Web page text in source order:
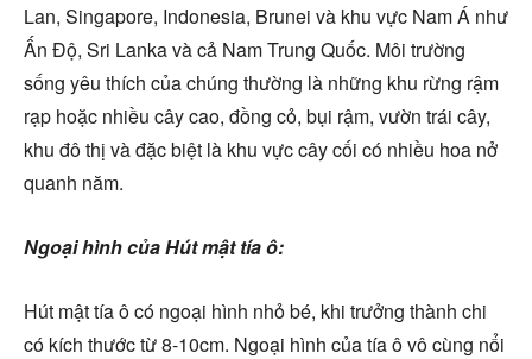
Lan, Singapore, Indonesia, Brunei và khu vực Nam Á như
Ấn Độ, Sri Lanka và cả Nam Trung Quốc. Môi trường
sống yêu thích của chúng thường là những khu rừng rậm
rạp hoặc nhiều cây cao, đồng cỏ, bụi rậm, vườn trái cây,
khu đô thị và đặc biệt là khu vực cây cối có nhiều hoa nở
quanh năm.
Ngoại hình của Hút mật tía ô:
Hút mật tía ô có ngoại hình nhỏ bé, khi trưởng thành chi
có kích thước từ 8-10cm. Ngoại hình của tía ô vô cùng nổi